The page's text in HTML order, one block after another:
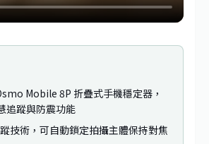
Mobile 8P 折疊式手機穩定器，
追蹤與防震功能
技術，可自動鎖定拍攝主體保持對焦